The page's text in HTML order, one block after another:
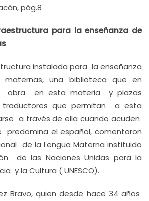
pág.8
para la enseñanza de
instalada para la enseñanza
una biblioteca que en
obra en esta materia y plazas
que permitan a esta
a través de ella cuando acuden
predomina el español, comentaron
de la Lengua Materna instituido
de las Naciones Unidas para la
y la Cultura ( UNESCO).
Bravo, quien desde hace 34 años